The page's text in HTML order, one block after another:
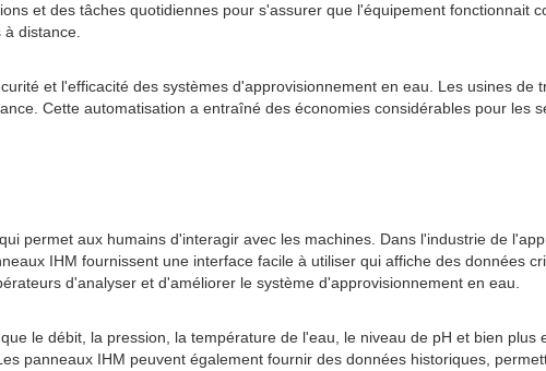
et des tâches quotidiennes pour s'assurer que l'équipement fonctionnait
à distance.
et l'efficacité des systèmes d'approvisionnement en eau. Les usines
Cette automatisation a entraîné des économies considérables pour
permet aux humains d'interagir avec les machines. Dans l'industrie de
IHM fournissent une interface facile à utiliser qui affiche des données
d'analyser et d'améliorer le système d'approvisionnement en eau.
le débit, la pression, la température de l'eau, le niveau de pH et bien
panneaux IHM peuvent également fournir des données historiques,